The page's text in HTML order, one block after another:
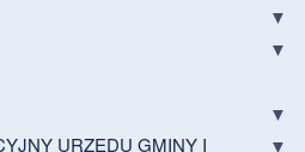
URZĘDU GMINY I